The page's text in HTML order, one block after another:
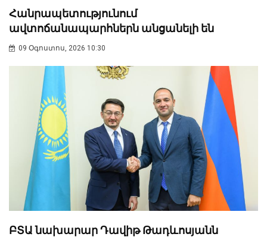
Հանրապետությունում
ավտոճանապարհներն անցանելի են
09 Օգոստոս, 2026 10:30
ԲՏԱ նախարար Դավիթ Թադևոսյանն